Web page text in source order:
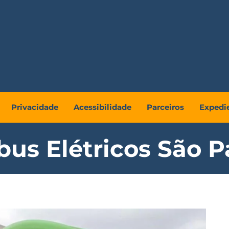
Privacidade Acessibilidade Parceiros
Elétricos São